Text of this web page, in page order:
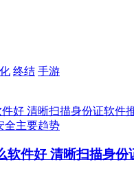
终结 手游
好 清晰扫描身份证软件
全主要趋势
软件好 清晰扫描身份